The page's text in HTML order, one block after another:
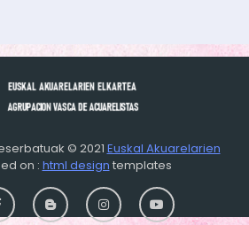
© 2021 Euskal Akuarelarien
on : html design templates